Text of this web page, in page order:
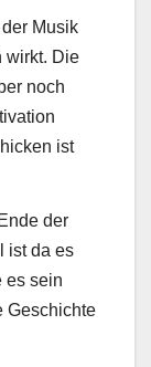
Musik
wirkt. Die
noch
ist
der
ist da es
es sein
Geschichte